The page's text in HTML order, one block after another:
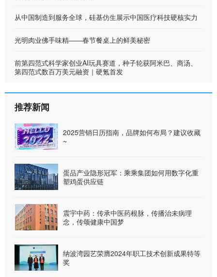
从中国制造到服务全球，硅基仿生展示中国医疗科技硬核实力
光明肉业佛手味精——春节餐桌上的鲜美秘密
前第四范式科学家创业AI玩具赛道，种子轮获阿米巴、商汤、
第四范式数百万美元融资｜硬氪首发
推荐新闻
2025营销日历指南，品牌如何布局？建议收藏
~
蛋品产业隐形冠军：乘乘集团如何用数字化重
塑鸡蛋供应链
震宇中药：传承中医药根脉，传播治未病理
念，传颂健康中国梦
纳波湾园艺荣膺2024年职工技术创新成果特等
奖